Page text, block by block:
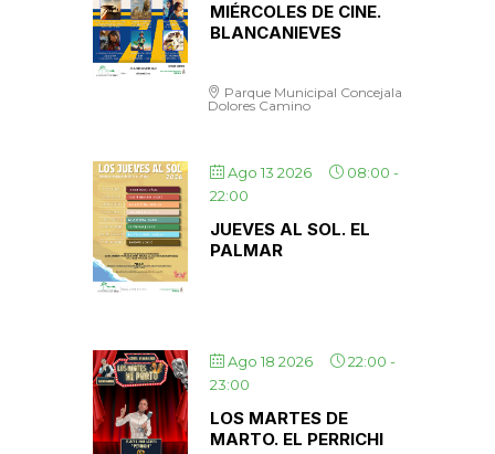
MIÉRCOLES DE CINE.
BLANCANIEVES
Parque Municipal Concejala
Dolores Camino
Ago 13 2026 08:00 -
22:00
JUEVES AL SOL. EL
PALMAR
Ago 18 2026 22:00 -
23:00
LOS MARTES DE
MARTO. EL PERRICHI